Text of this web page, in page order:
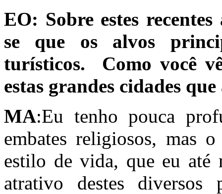
EO: Sobre estes
se que os alvos
turísticos. Como você
estas grandes cidades
MA:Eu tenho pouca
embates religiosos, mas
estilo de vida, que eu até
atrativo destes diversos